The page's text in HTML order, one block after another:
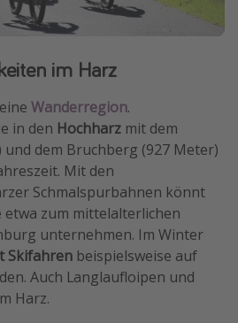
im Harz
Wanderregion.
in den Hochharz mit dem
und dem Bruchberg (927 Meter)
Mit den
Schmalspurbahnen könnt
etwa zum mittelalterlichen
unternehmen. Im Winter
Skifahren beispielsweise auf
Auch Langlaufloipen und
Harz.